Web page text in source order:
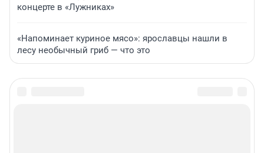
концерте в «Лужниках»
«Напоминает куриное мясо»: ярославцы нашли в
лесу необычный гриб — что это